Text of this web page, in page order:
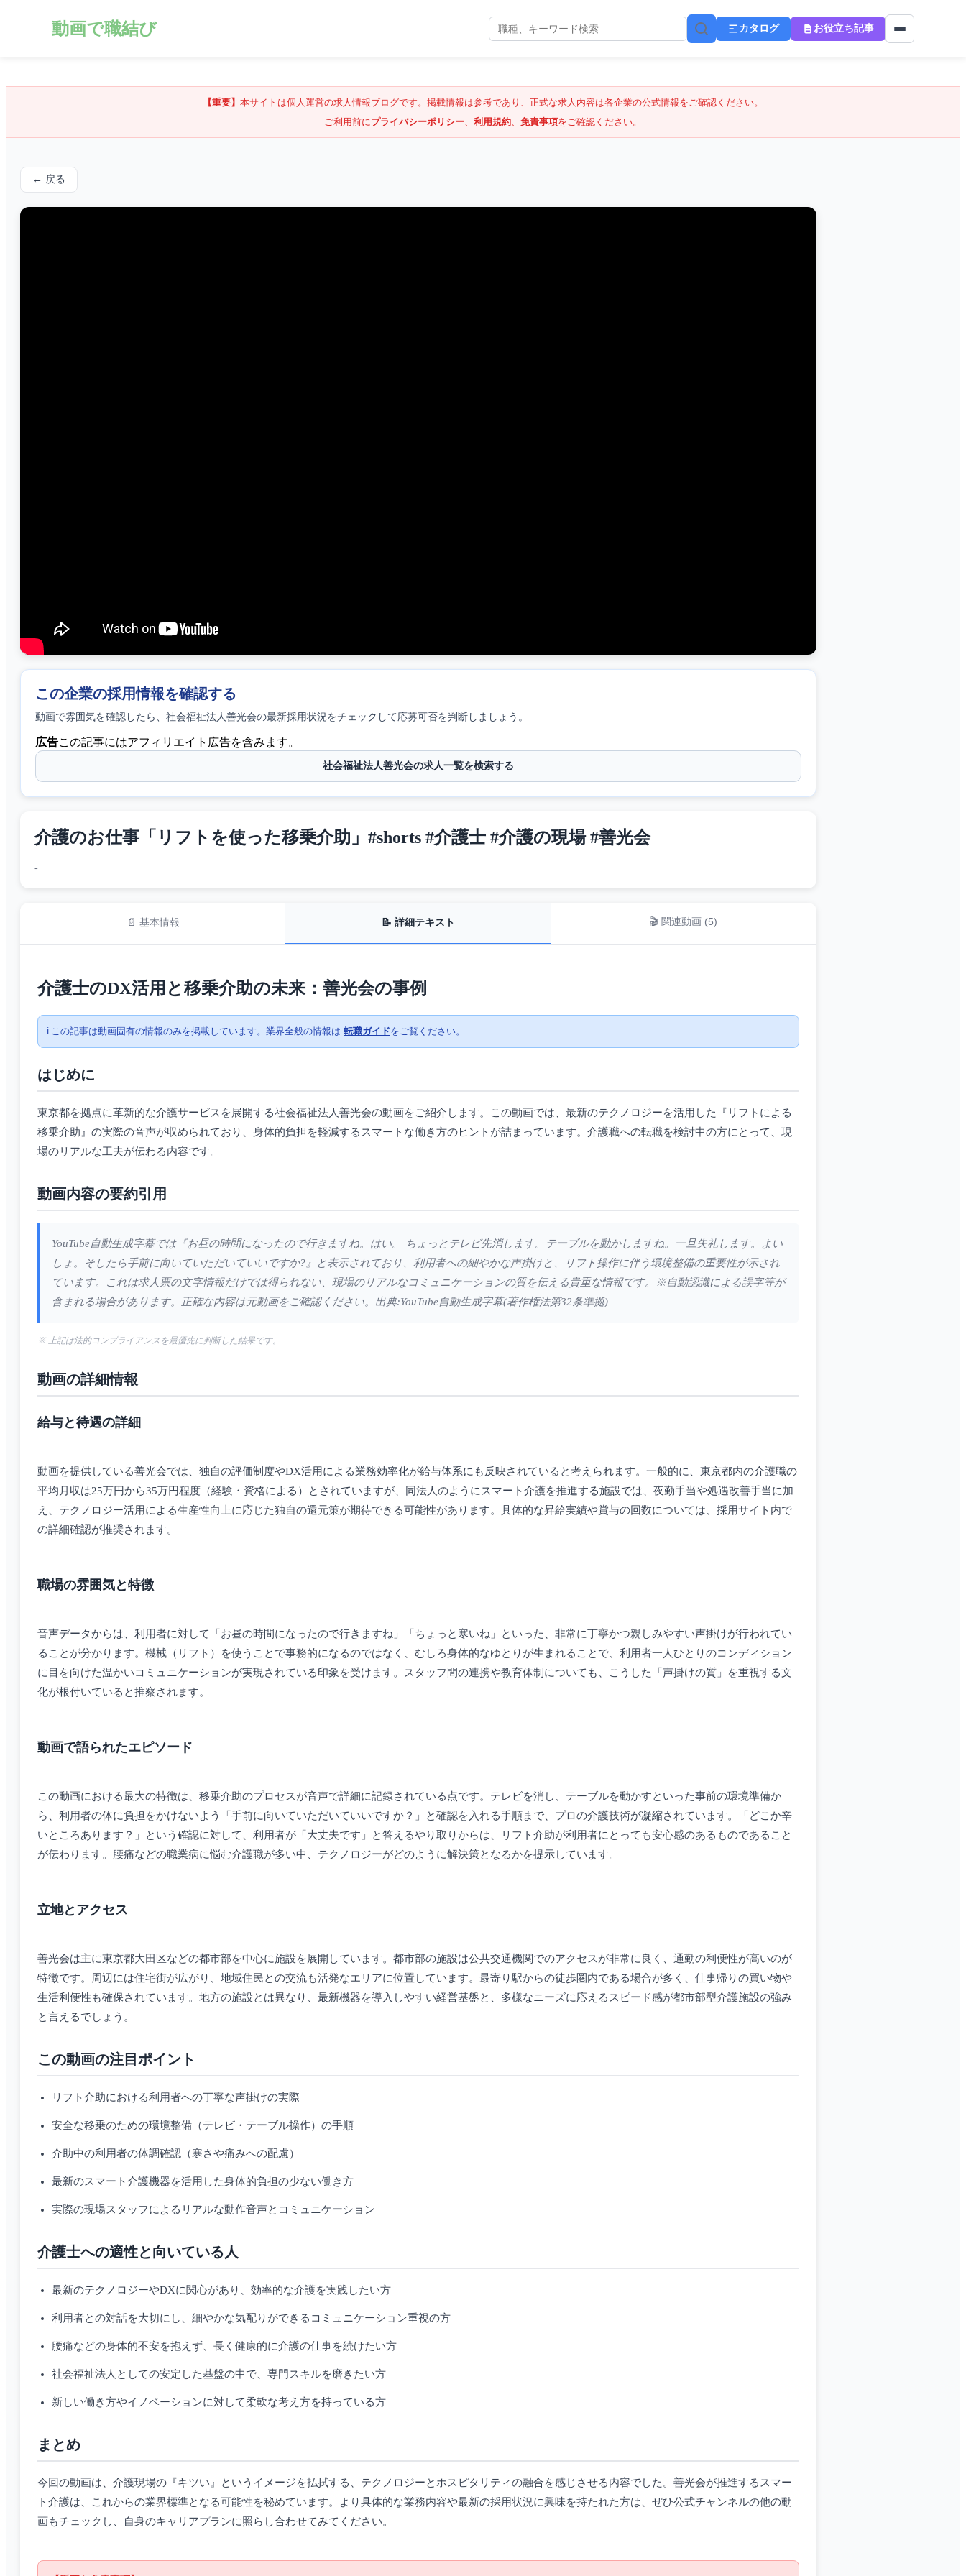
動画で職結び カタログ お役立ち記事
【重要】 本サイトは個人運営の求人情報ブログです。掲載情報は参考であり、正式な求人内容は各企業の公式情報をご確認ください。
ご利用前にプライバシーポリシー、 利用規約、 免責事項をご確認ください。
← 戻る
この企業の採用情報を確認する
動画で雰囲気を確認したら、 社会福祉法人善光会の最新採用状況をチェックして応募可否を判断しましょう。
広告この記事にはアフィリエイト広告を含みます。
社会福祉法人善光会の求人一覧を検索する
介護のお仕事「リフトを使った移乗介助」#shorts #介護士 #介護の現場 #善光会
-
📄 基本情報 📝 詳細テキスト 🎬 関連動画 (5)
介護士のDX活用と移乗介助の未来：善光会の事例
ℹ️ この記事は動画固有の情報のみを掲載しています。業界全般の情報は 転職ガイドをご覧ください。
はじめに
東京都を拠点に革新的な介護サービスを展開する社会福祉法人善光会の動画をご紹介します。この動画では、最新のテクノロジーを活用した『リフトによる
移乗介助』の実際の音声が収められており、身体的負担を軽減するスマートな働き方のヒントが詰まっています。介護職への転職を検討中の方にとって、現
場のリアルな工夫が伝わる内容です。
動画内容の要約引用
YouTube自動生成字幕では『お昼の時間になったので行きますね。はい。 ちょっとテレビ先消します。テーブルを動かしますね。一旦失礼します。よい
しょ。そしたら手前に向いていただいていいですか?』と表示されており、利用者への細やかな声掛けと、リフト操作に伴う環境整備の重要性が示され
ています。これは求人票の文字情報だけでは得られない、現場のリアルなコミュニケーションの質を伝える貴重な情報です。※自動認識による誤字等が
含まれる場合があります。正確な内容は元動画をご確認ください。出典:YouTube自動生成字幕(著作権法第32条準拠)
※ 上記は法的コンプライアンスを最優先に判断した結果です。
動画の詳細情報
給与と待遇の詳細
動画を提供している善光会では、独自の評価制度やDX活用による業務効率化が給与体系にも反映されていると考えられます。一般的に、東京都内の介護職の
平均月収は25万円から35万円程度（経験・資格による）とされていますが、同法人のようにスマート介護を推進する施設では、夜勤手当や処遇改善手当に加
え、テクノロジー活用による生産性向上に応じた独自の還元策が期待できる可能性があります。具体的な昇給実績や賞与の回数については、採用サイト内で
の詳細確認が推奨されます。
職場の雰囲気と特徴
音声データからは、利用者に対して「お昼の時間になったので行きますね」「ちょっと寒いね」といった、非常に丁寧かつ親しみやすい声掛けが行われてい
ることが分かります。機械（リフト）を使うことで事務的になるのではなく、むしろ身体的なゆとりが生まれることで、利用者一人ひとりのコンディション
に目を向けた温かいコミュニケーションが実現されている印象を受けます。スタッフ間の連携や教育体制についても、こうした「声掛けの質」を重視する文
化が根付いていると推察されます。
動画で語られたエピソード
この動画における最大の特徴は、移乗介助のプロセスが音声で詳細に記録されている点です。テレビを消し、テーブルを動かすといった事前の環境準備か
ら、利用者の体に負担をかけないよう「手前に向いていただいていいですか？」と確認を入れる手順まで、プロの介護技術が凝縮されています。「どこか辛
いところあります？」という確認に対して、利用者が「大丈夫です」と答えるやり取りからは、リフト介助が利用者にとっても安心感のあるものであること
が伝わります。腰痛などの職業病に悩む介護職が多い中、テクノロジーがどのように解決策となるかを提示しています。
立地とアクセス
善光会は主に東京都大田区などの都市部を中心に施設を展開しています。都市部の施設は公共交通機関でのアクセスが非常に良く、通勤の利便性が高いのが
特徴です。周辺には住宅街が広がり、地域住民との交流も活発なエリアに位置しています。最寄り駅からの徒歩圏内である場合が多く、仕事帰りの買い物や
生活利便性も確保されています。地方の施設とは異なり、最新機器を導入しやすい経営基盤と、多様なニーズに応えるスピード感が都市部型介護施設の強み
と言えるでしょう。
この動画の注目ポイント
リフト介助における利用者への丁寧な声掛けの実際
安全な移乗のための環境整備（テレビ・テーブル操作）の手順
介助中の利用者の体調確認（寒さや痛みへの配慮）
最新のスマート介護機器を活用した身体的負担の少ない働き方
実際の現場スタッフによるリアルな動作音声とコミュニケーション
介護士への適性と向いている人
最新のテクノロジーやDXに関心があり、効率的な介護を実践したい方
利用者との対話を大切にし、細やかな気配りができるコミュニケーション重視の方
腰痛などの身体的不安を抱えず、長く健康的に介護の仕事を続けたい方
社会福祉法人としての安定した基盤の中で、専門スキルを磨きたい方
新しい働き方やイノベーションに対して柔軟な考え方を持っている方
まとめ
今回の動画は、介護現場の『キツい』というイメージを払拭する、テクノロジーとホスピタリティの融合を感じさせる内容でした。善光会が推進するスマー
ト介護は、これからの業界標準となる可能性を秘めています。より具体的な業務内容や最新の採用状況に興味を持たれた方は、ぜひ公式チャンネルの他の動
画もチェックし、自身のキャリアプランに照らし合わせてみてください。